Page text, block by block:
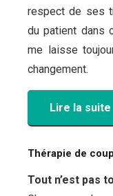
respect de ses
du patient dans
me laisse
changement.
Lire la suite
Thérapie de
Tout n’est pas